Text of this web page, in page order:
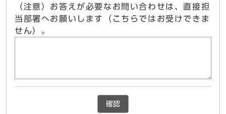
（注意）お答えが必要なお問い合わせは、直接担
当部署へお願いします（こちらではお受けできま
せん）。
確認